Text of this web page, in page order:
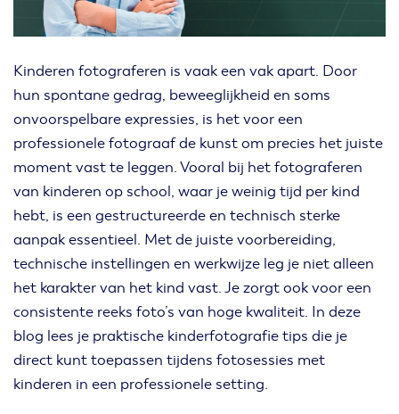
Kinderen fotograferen is vaak een vak apart. Door
hun spontane gedrag, beweeglijkheid en soms
onvoorspelbare expressies, is het voor een
professionele fotograaf de kunst om precies het juiste
moment vast te leggen. Vooral bij het fotograferen
van kinderen op school, waar je weinig tijd per kind
hebt, is een gestructureerde en technisch sterke
aanpak essentieel. Met de juiste voorbereiding,
technische instellingen en werkwijze leg je niet alleen
het karakter van het kind vast. Je zorgt ook voor een
consistente reeks foto’s van hoge kwaliteit. In deze
blog lees je praktische kinderfotografie tips die je
direct kunt toepassen tijdens fotosessies met
kinderen in een professionele setting.